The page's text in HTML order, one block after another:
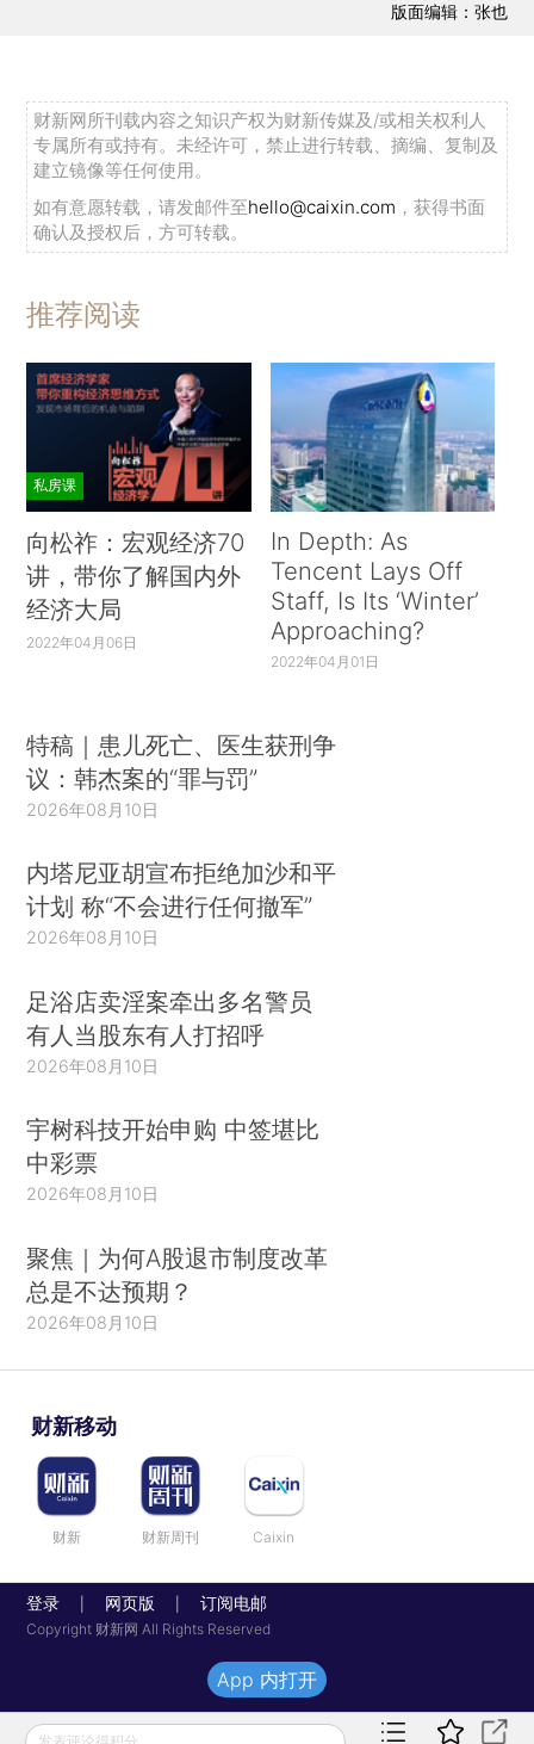
版面编辑：张也
财新网所刊载内容之知识产权为财新传媒及/或相关权利人
专属所有或持有。未经许可，禁止进行转载、摘编、复制及
建立镜像等任何使用。
如有意愿转载，请发邮件至hello@caixin.com ，获得书面
确认及授权后，方可转载。
推荐阅读
私房课
向松祚：宏观经济70
讲，带你了解国内外
经济大局
2022年04月06日
In Depth: As
Tencent Lays Off
Staff, Is Its ‘Winter’
Approaching?
2022年04月01日
特稿｜患儿死亡、医生获刑争
议：韩杰案的“罪与罚”
2026年08月10日
内塔尼亚胡宣布拒绝加沙和平
计划 称“不会进行任何撤军”
2026年08月10日
足浴店卖淫案牵出多名警员
有人当股东有人打招呼
2026年08月10日
宇树科技开始申购 中签堪比
中彩票
2026年08月10日
聚焦｜为何A股退市制度改革
总是不达预期？
2026年08月10日
财新移动
财新 财新周刊 Caixin
登录 网页版 订阅电邮
Copyright 财新网 All Rights Reserved
发表评论得积分
App 内打开